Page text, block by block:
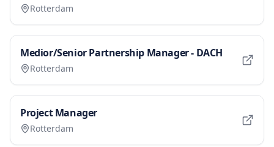
Rotterdam
Medior/Senior Partnership Manager - DACH
Rotterdam
Project Manager
Rotterdam